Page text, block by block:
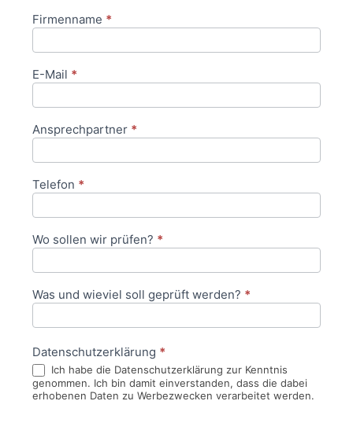
Anfrageformular
Firmenname *
E-Mail *
Ansprechpartner *
Telefon *
Wo sollen wir prüfen? *
Was und wieviel soll geprüft werden? *
Datenschutzerklärung *
Ich habe die Datenschutzerklärung zur Kenntnis
genommen. Ich bin damit einverstanden, dass die dabei
erhobenen Daten zu Werbezwecken verarbeitet werden.